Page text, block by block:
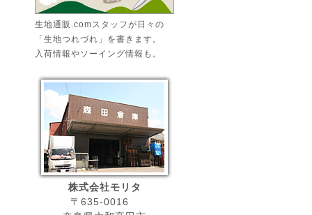
生地通販.comスタッフが日々の
「生地つれづれ」を書きます。
入荷情報やソーイング情報も。
株式会社モリタ
〒635-0016